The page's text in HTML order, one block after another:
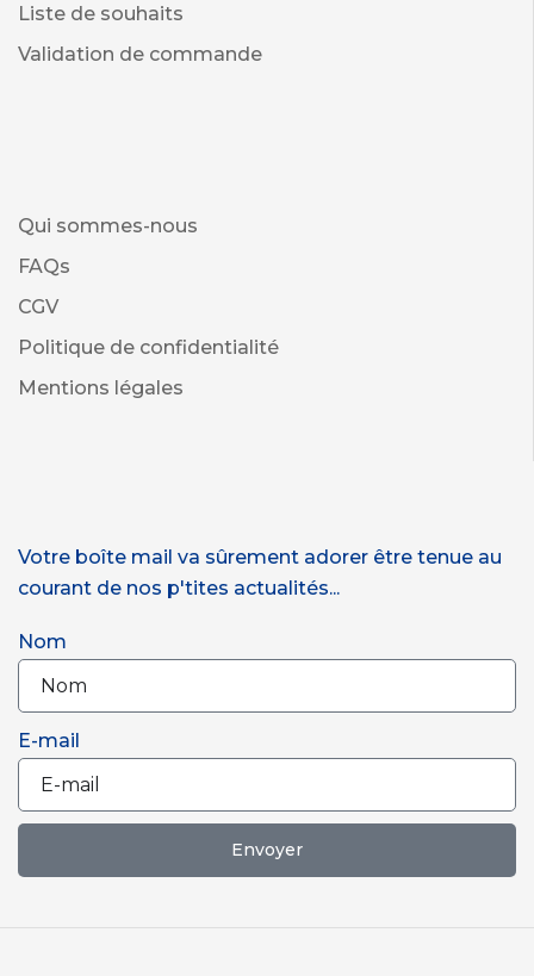
Liste de souhaits
Validation de commande
Qui sommes-nous
FAQs
CGV
Politique de confidentialité
Mentions légales
Votre boîte mail va sûrement adorer être tenue au
courant de nos p'tites actualités...
Nom
E-mail
Envoyer